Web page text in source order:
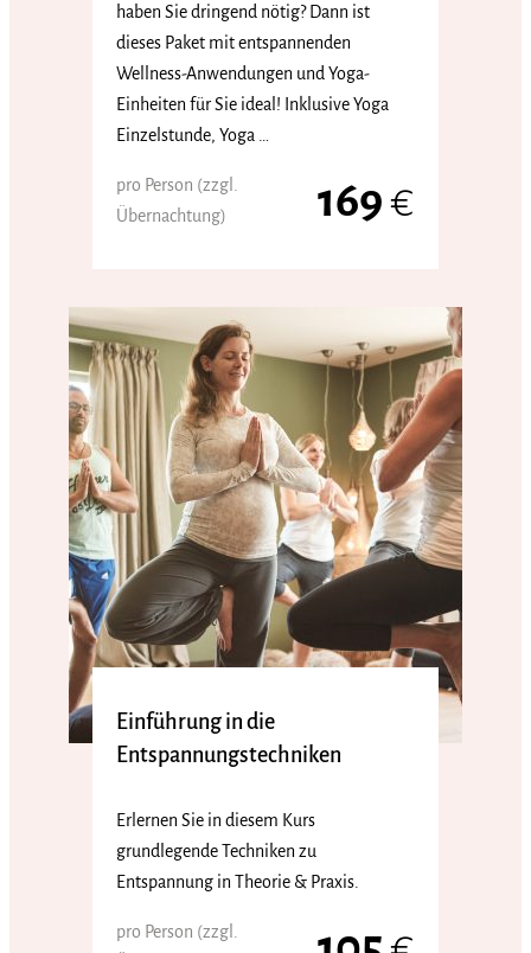
haben Sie dringend nötig? Dann ist
dieses Paket mit entspannenden
Wellness-Anwendungen und Yoga-
Einheiten für Sie ideal! Inklusive Yoga
Einzelstunde, Yoga …
pro Person (zzgl.
Übernachtung)
169€
Einführung in die
Entspannungstechniken
Erlernen Sie in diesem Kurs
grundlegende Techniken zu
Entspannung in Theorie & Praxis.
pro Person (zzgl.